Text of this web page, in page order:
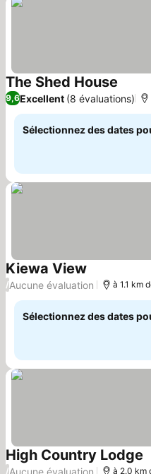
The Shed House
9,6Excellent (8 évaluations)
Sélectionnez des dates
Kiewa View Consulter
/Aucune évaluation à 1.1 km
Sélectionnez des dates
High Country Lodge
/Aucune évaluation à 2.0 km